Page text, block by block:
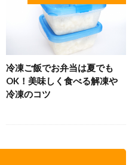
冷凍ご飯でお弁当は夏でも
OK！美味しく食べる解凍や
冷凍のコツ